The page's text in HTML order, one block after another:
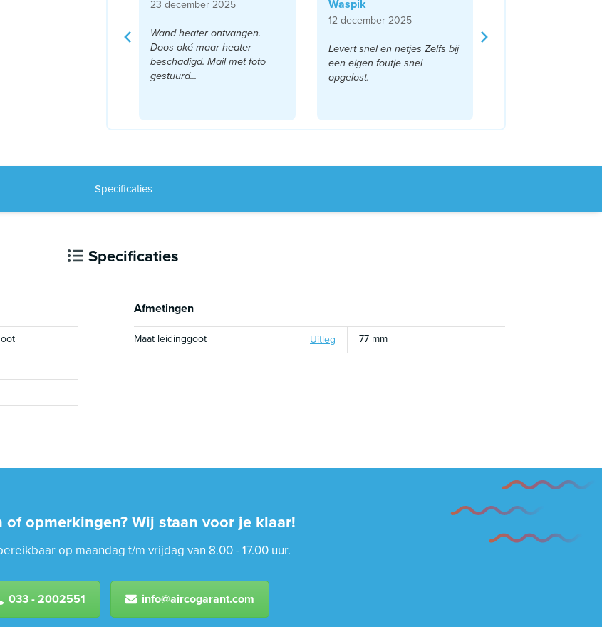
23 december 2025
Wand heater ontvangen.
Doos oké maar heater
beschadigd. Mail met foto
gestuurd...
Waspik
12 december 2025
Levert snel en netjes Zelfs bij
een eigen foutje snel
opgelost.
Specificaties
Specificaties
Afmetingen
Maat leidinggoot Uitleg 77 mm
of opmerkingen? Wij staan voor je klaar!
op maandag t/m vrijdag van 8.00 - 17.00 uur.
033 - 2002551 info@aircogarant.com